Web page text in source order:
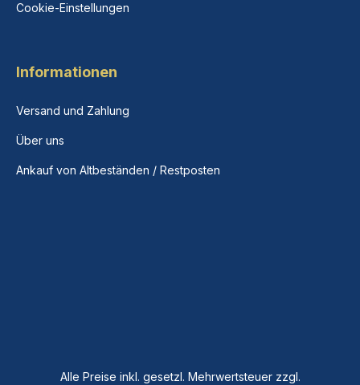
Cookie-Einstellungen
Informationen
Versand und Zahlung
Über uns
Ankauf von Altbeständen / Restposten
Alle Preise inkl. gesetzl. Mehrwertsteuer zzgl.